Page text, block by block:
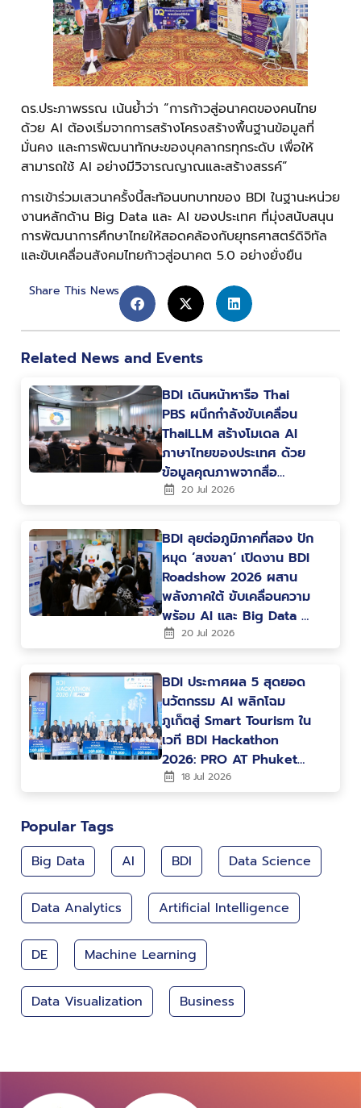
ดร.ประภาพรรณ เน้นย้ำว่า “การก้าวสู่อนาคตของคนไทย
ด้วย AI ต้องเริ่มจากการสร้างโครงสร้างพื้นฐานข้อมูลที่
มั่นคง และการพัฒนาทักษะของบุคลากรทุกระดับ เพื่อให้
สามารถใช้ AI อย่างมีวิจารณญาณและสร้างสรรค์”
การเข้าร่วมเสวนาครั้งนี้สะท้อนบทบาทของ BDI ในฐานะหน่วย
งานหลักด้าน Big Data และ AI ของประเทศ ที่มุ่งสนับสนุน
การพัฒนาการศึกษาไทยให้สอดคล้องกับยุทธศาสตร์ดิจิทัล
และขับเคลื่อนสังคมไทยก้าวสู่อนาคต 5.0 อย่างยั่งยืน
Share This News
Related News and Events
BDI เดินหน้าหารือ Thai
PBS ผนึกกำลังขับเคลื่อน
ThaiLLM สร้างโมเดล AI
ภาษาไทยของประเทศ ด้วย
ข้อมูลคุณภาพจากสื่อ
สาธารณะ
20 Jul 2026
BDI ลุยต่อภูมิภาคที่สอง ปัก
หมุด ‘สงขลา’ เปิดงาน BDI
Roadshow 2026 ผสาน
พลังภาคใต้ ขับเคลื่อนความ
พร้อม AI และ Big Data สู่
การพัฒนาเมืองและ
เศรษฐกิจแห่งอนาคต
20 Jul 2026
BDI ประกาศผล 5 สุดยอด
นวัตกรรม AI พลิกโฉม
ภูเก็ตสู่ Smart Tourism ใน
เวที BDI Hackathon
2026: PRO AT Phuket
พร้อมต่อยอดสู่การใช้งาน
จริง
18 Jul 2026
Popular Tags
Big Data AI BDI Data Science
Data Analytics Artificial Intelligence
DE Machine Learning
Data Visualization Business